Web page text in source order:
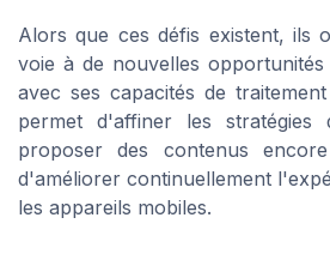
Alors que ces défis existent, ils
voie à de nouvelles opportunités
avec ses capacités de
permet d'affiner les stratégies
proposer des contenus
d'améliorer continuellement
les appareils mobiles.